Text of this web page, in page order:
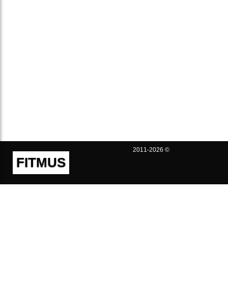
FITMUS
2011-2026 ©